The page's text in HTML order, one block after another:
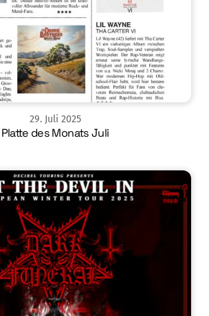
29. Juli 2025
Platte des Monats Juli